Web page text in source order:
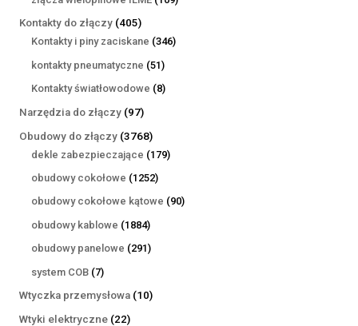
Kontakty do złączy 405405
produktów
Kontakty i piny zaciskane 346346
kontakty pneumatyczne 5151
produktów
Kontakty światłowodowe 88
Narzędzia do złączy 9797
produktów
Obudowy do złączy 37683768
produktów
dekle zabezpieczające 179179
obudowy cokołowe 12521252
produkty
obudowy cokołowe kątowe 9090
obudowy kablowe 18841884
produkty
obudowy panelowe 291291
system COB 77
produktów
Wtyczka przemysłowa 1010
Wtyki elektryczne 2222